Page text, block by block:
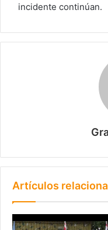
incidente continúan.
Artículos